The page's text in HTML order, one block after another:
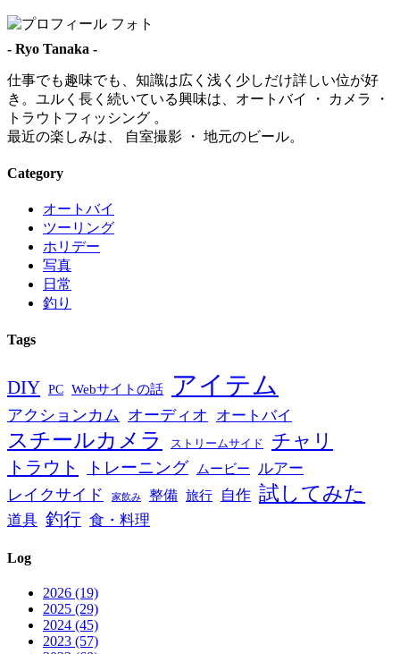
- Ryo Tanaka -
仕事でも趣味でも、知識は広く浅く少しだけ詳しい位が好
き。ユルく長く続いている興味は、オートバイ ・ カメラ ・
トラウトフィッシング 。
最近の楽しみは、 自室撮影 ・ 地元のビール。
Category
オートバイ
ツーリング
ホリデー
写真
日常
釣り
Tags
DIY PC Webサイトの話 アイテム
アクションカム オーディオ オートバイ
スチールカメラ ストリームサイド チャリ
トラウト トレーニング ムービー
ルアー
レイクサイド
家飲み 整備 旅行 自作 試してみた
道具 釣行 食・料理
Log
2026 (19)
2025 (29)
2024 (45)
2023 (57)